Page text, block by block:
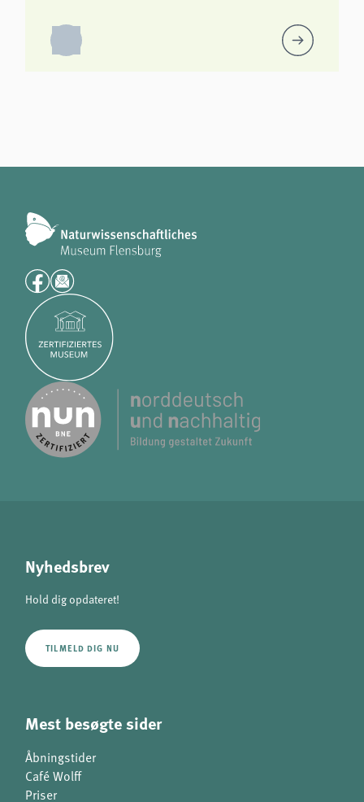
Nyhedsbrev
Hold dig opdateret!
TILMELD DIG NU
Mest besøgte sider
Åbningstider
Café Wolff
Priser